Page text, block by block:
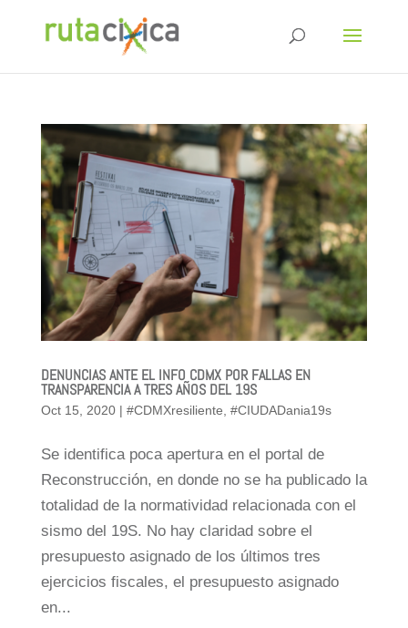
DENUNCIAS ANTE EL INFO CDMX POR FALLAS EN
TRANSPARENCIA A TRES AÑOS DEL 19S
Oct 15, 2020| #CDMXresiliente #CIUDADania19s
Se identifica poca apertura en el portal de
Reconstrucción, en donde no se ha publicado la
totalidad de la normatividad relacionada con el
sismo del 19S. No hay claridad sobre el
presupuesto asignado de los últimos tres
ejercicios fiscales, el presupuesto asignado
en...